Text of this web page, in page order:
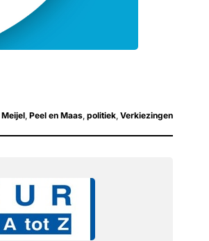
Meijel, Peel en Maas, politiek, Verkiezingen